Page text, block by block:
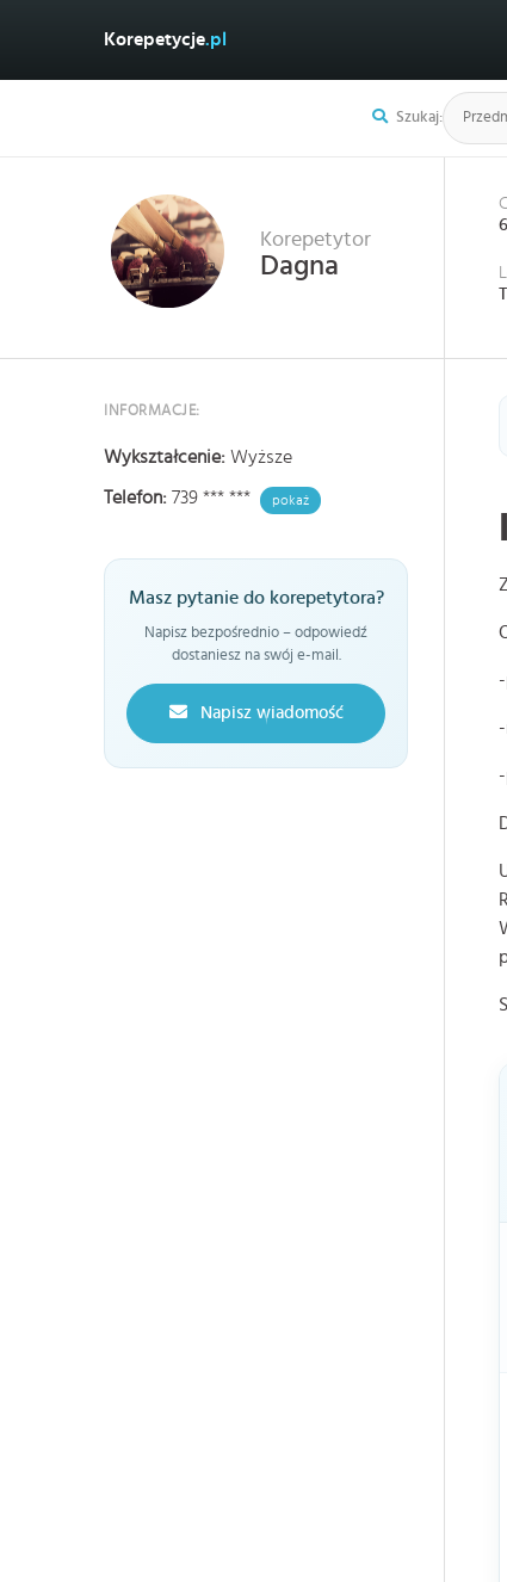
Korepetycje.pl
Szukaj:
Korepetytor
Dagna
INFORMACJE:
Wykształcenie: Wyższe
Telefon: 739 *** *** pokaż
Masz pytanie do korepetytora?
Napisz bezpośrednio – odpowiedź
dostaniesz na swój e-mail.
Napisz wiadomość